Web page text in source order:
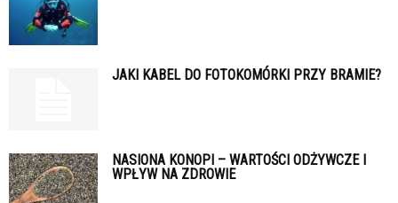
JAKI KABEL DO FOTOKOMÓRKI PRZY BRAMIE?
NASIONA KONOPI – WARTOŚCI ODŻYWCZE I
WPŁYW NA ZDROWIE